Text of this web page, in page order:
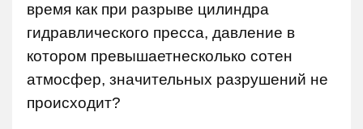
время как при разрыве цилиндра
гидравлического пресса, давление в
котором превышаетнесколько сотен
атмосфер, значительных разрушений не
происходит?